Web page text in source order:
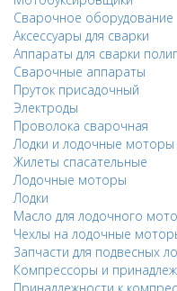
Сварочное оборудование
Аксессуары для сварки
Аппараты для сварки
Сварочные аппараты
Пруток присадочный
Электроды
Проволока сварочная
Лодки и лодочные моторы
Жилеты спасательные
Лодочные моторы
Лодки
Масло для лодочного
Чехлы на лодочные
Запчасти для подвесных
Компрессоры и